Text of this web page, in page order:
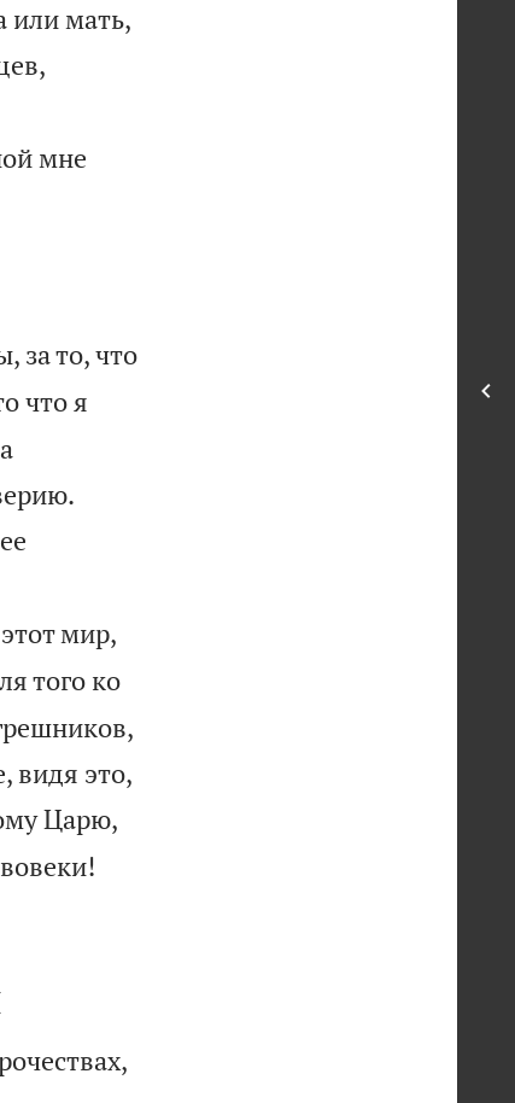
или мать,
мне
за то, что
что я

мир,
того ко
видя это,
Царю,